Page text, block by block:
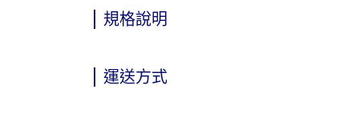
規格說明
運送方式